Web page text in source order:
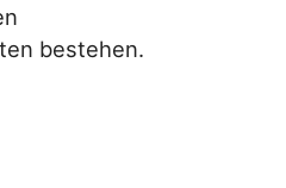
bestehen.